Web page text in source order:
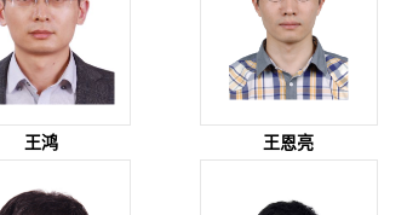
王鸿 王恩亮